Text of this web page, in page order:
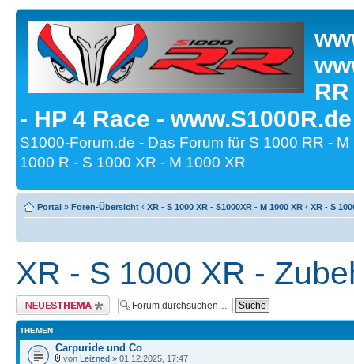
- HP 4 Race -
S1000-Forum.de - Das Forum für S 1000 RR -
1000 R - S 1000 XR - M 1000 XR
Portal » Foren-Übersicht ‹ XR - S 1000 XR - S1000XR - M 1000 XR ‹ XR - S
XR - S 1000 XR -
Neues Thema erstellen
THEMEN
Carpuride und Co
von Leizned » 01.12.2025, 17:47